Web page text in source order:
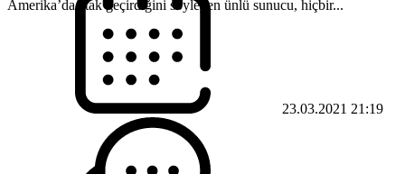
Amerika’da atak geçirdiğini söyleyen ünlü sunucu, hiçbir...
23.03.2021 21:19